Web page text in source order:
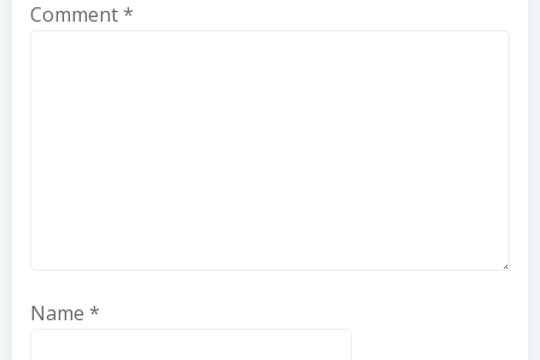
Comment*
Name *